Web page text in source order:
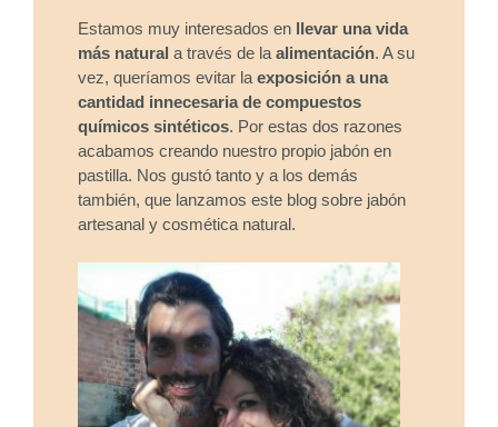
Estamos muy interesados en llevar una vida
más natural a través de la alimentación. A su
vez, queríamos evitar la exposición a una
cantidad innecesaria de compuestos
químicos sintéticos. Por estas dos razones
acabamos creando nuestro propio jabón en
pastilla. Nos gustó tanto y a los demás
también, que lanzamos este blog sobre jabón
artesanal y cosmética natural.